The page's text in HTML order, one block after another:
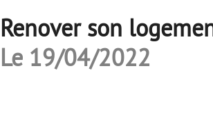
Renover son
Le 19/04/2022